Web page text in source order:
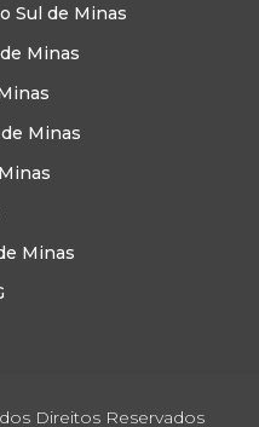
Sul de Minas
Minas
Minas
Minas
Direitos Reservados